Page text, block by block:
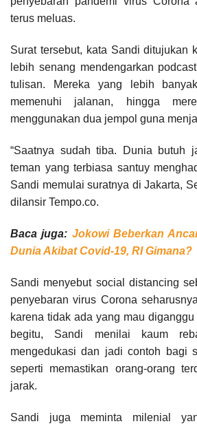
terus meluas.
Surat tersebut, kata Sandi ditujukan
lebih senang mendengarkan
tulisan. Mereka yang lebih
memenuhi jalanan, hingga
menggunakan dua jempol guna
“Saatnya sudah tiba. Dunia butuh
teman yang terbiasa santuy
Sandi memulai suratnya di Jakarta,
dilansir Tempo.co.
Baca juga: Jokowi Beberkan
Dunia Akibat Covid-19, RI Gimana?
Sandi menyebut social distancing
penyebaran virus Corona
karena tidak ada yang mau
begitu, Sandi menilai kaum
mengedukasi dan jadi contoh bagi
seperti memastikan orang-orang
jarak.
Sandi juga meminta milenial